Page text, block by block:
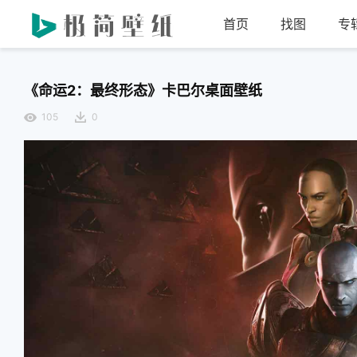
首页 找图 专
《命运2：最终形态》卡巴尔桌面壁纸
105 0